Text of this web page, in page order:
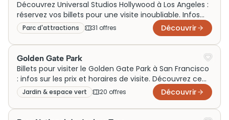
Découvrez Universal Studios Hollywood à Los Angeles :
réservez vos billets pour une visite inoubliable. Infos
sur les prix et horaires.
Parc d'attractions 31 offres Découvrir
Golden Gate Park
Billets pour visiter le Golden Gate Park à San Francisco
: infos sur les prix et horaires de visite. Découvrez ce
joyau en plein cœur de la ville !
Jardin & espace vert 20 offres Découvrir